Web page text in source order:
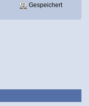
Gespeichert